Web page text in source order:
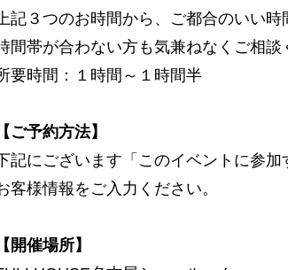
上記３つのお時間から、ご都合のいい
間帯が合わない方も気兼ねなくご相談
要時間：１時間～１時間半
【ご予約方法】
記にございます「このイベントに参加
客様情報をご入力ください。
【開催場所】